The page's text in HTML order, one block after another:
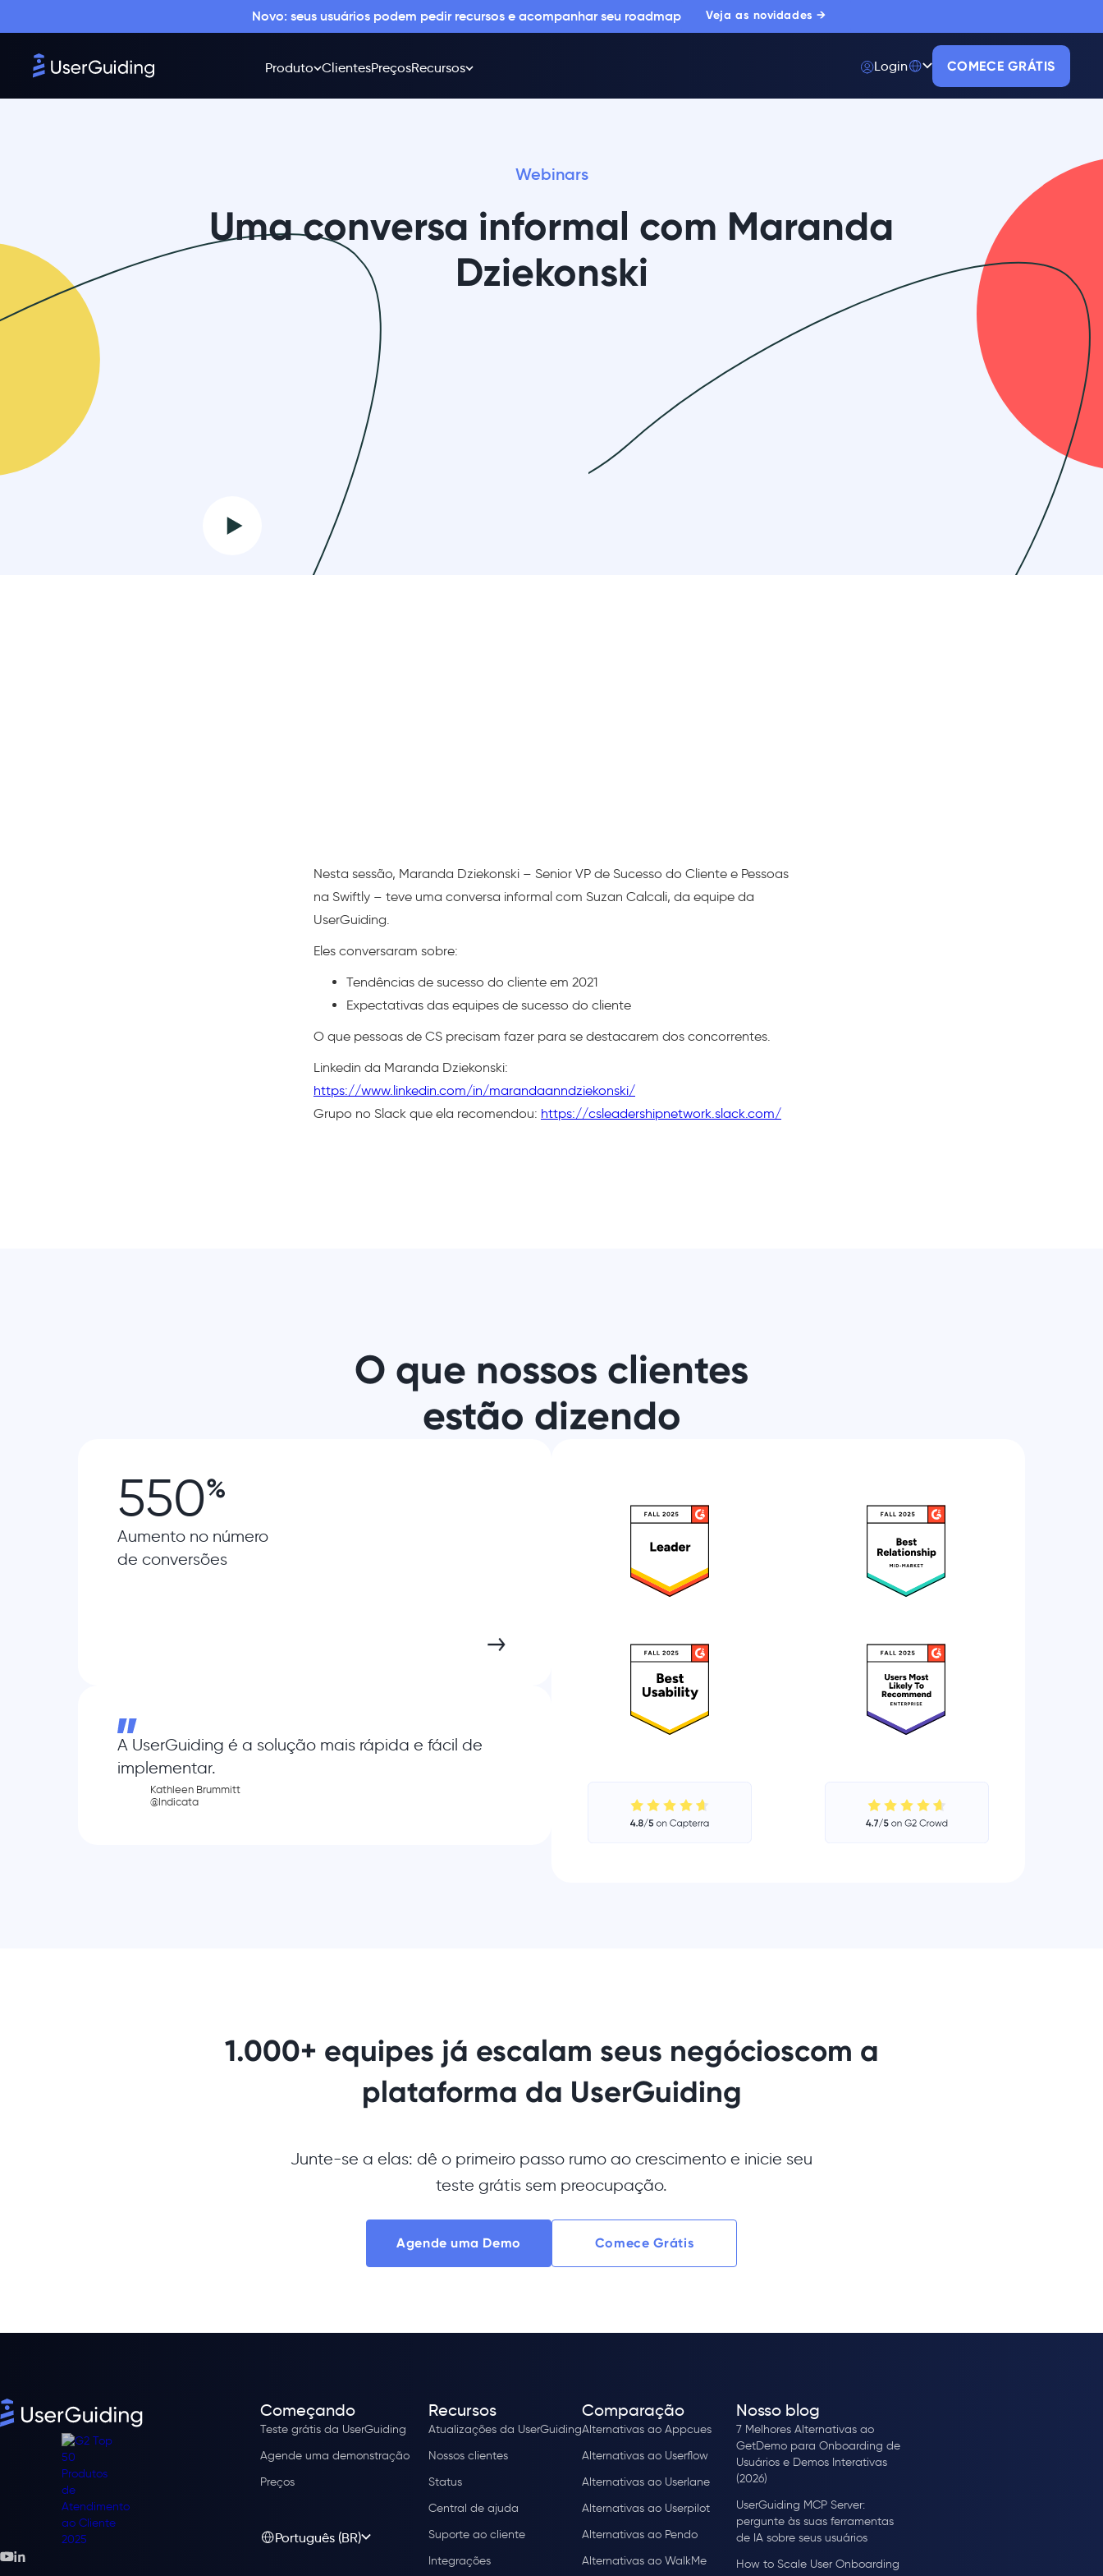
Novo: seus usuários podem pedir recursos e acompanhar seu roadmap Veja as novidades →
Produto ClientesPreçosRecursos Login COMECE GRÁTIS
Webinars
Uma conversa informal com Maranda
Dziekonski
Nesta sessão, Maranda Dziekonski – Senior VP de Sucesso do Cliente e Pessoas
na Swiftly – teve uma conversa informal com Suzan Calcali, da equipe da
UserGuiding.
Eles conversaram sobre:
Tendências de sucesso do cliente em 2021
Expectativas das equipes de sucesso do cliente
O que pessoas de CS precisam fazer para se destacarem dos concorrentes.
Linkedin da Maranda Dziekonski:
https://www.linkedin.com/in/marandaanndziekonski/
Grupo no Slack que ela recomendou: https://csleadershipnetwork.slack.com/
O que nossos clientes
estão dizendo
550%
Aumento no número
de conversões
A UserGuiding é a solução mais rápida e fácil de
implementar.
Kathleen Brummitt
@Indicata
1.000+ equipes já escalam seus negócioscom a
plataforma da UserGuiding
Junte-se a elas: dê o primeiro passo rumo ao crescimento e inicie seu
teste grátis sem preocupação.
Agende uma Demo Comece Grátis
Começando
Teste grátis da UserGuiding
Agende uma demonstração
Preços
Português (BR)
Recursos
Atualizações da UserGuiding
Nossos clientes
Status
Central de ajuda
Suporte ao cliente
Integrações
Comparação
Alternativas ao Appcues
Alternativas ao Userflow
Alternativas ao Userlane
Alternativas ao Userpilot
Alternativas ao Pendo
Alternativas ao WalkMe
Nosso blog
7 Melhores Alternativas ao
GetDemo para Onboarding de
Usuários e Demos Interativas
(2026)
UserGuiding MCP Server:
pergunte às suas ferramentas
de IA sobre seus usuários
How to Scale User Onboarding